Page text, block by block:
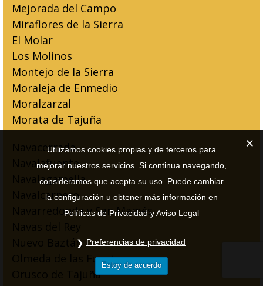
Mejorada del Campo
Miraflores de la Sierra
El Molar
Los Molinos
Montejo de la Sierra
Moraleja de Enmedio
Moralzarzal
Morata de Tajuña
Navacerrada
Navalafuente
Navalagamella
Navalcarnero
Navarredonda y San Mamés
Nuevo Baztán
Olmeda de las Fuentes
Orusco de Tajuña
Utilizamos cookies propias y de terceros para
mejorar nuestros servicios. Si continua navegando,
consideramos que acepta su uso. Puede cambiar
la configuración u obtener más información en
Políticas de Privacidad y Aviso Legal
Preferencias de privacidad
Estoy de acuerdo